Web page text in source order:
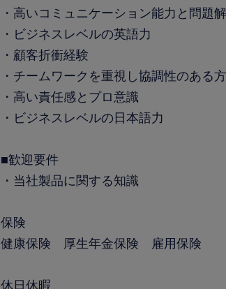
・高いコミュニケーション能力と問題
・ビジネスレベルの英語力
・顧客折衝経験
・チームワークを重視し協調性のある方
・高い責任感とプロ意識
・ビジネスレベルの日本語力
■歓迎要件
・当社製品に関する知識
保険
健康保険 厚生年金保険 雇用保険
休日休暇